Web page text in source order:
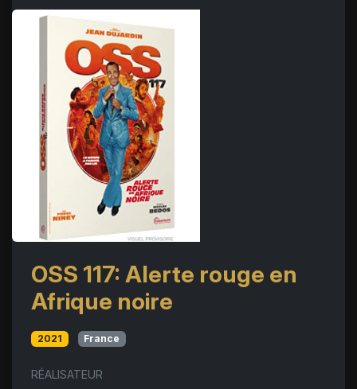
OSS 117: Alerte rouge en
Afrique noire
2021 France
RÉALISATEUR